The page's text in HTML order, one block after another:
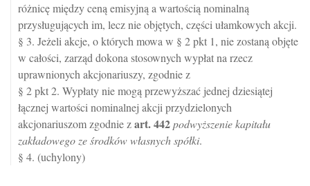
różnicę między ceną emisyjną a wartością nominalną
przysługujących im, lecz nie objętych, części ułamkowych akcji.
§ 3. Jeżeli akcje, o których mowa w § 2 pkt 1, nie zostaną objęte
w całości, zarząd dokona stosownych wypłat na rzecz
uprawnionych akcjonariuszy, zgodnie z
§ 2 pkt 2. Wypłaty nie mogą przewyższać jednej dziesiątej
łącznej wartości nominalnej akcji przydzielonych
akcjonariuszom zgodnie zart.442podwyższenie kapitału
zakładowego ze środków własnych spółki.
§ 4. (uchylony)